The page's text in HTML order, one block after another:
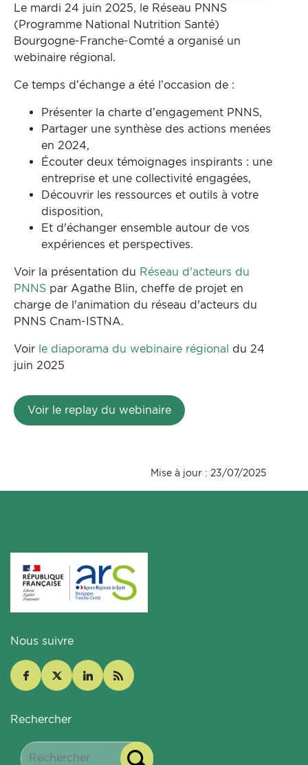
Le mardi 24 juin 2025, le Réseau PNNS
(Programme National Nutrition Santé)
Bourgogne-Franche-Comté a organisé un
webinaire régional.
Ce temps d’échange a été l’occasion de :
Présenter la charte d’engagement PNNS,
Partager une synthèse des actions menées
en 2024,
Écouter deux témoignages inspirants : une
entreprise et une collectivité engagées,
Découvrir les ressources et outils à votre
disposition,
Et d'échanger ensemble autour de vos
expériences et perspectives.
Voir la présentation du Réseau d'acteurs du
PNNS par Agathe Blin, cheffe de projet en
charge de l'animation du réseau d'acteurs du
PNNS Cnam-ISTNA.
Voir le diaporama du webinaire régional du 24
juin 2025
Voir le replay du webinaire
Mise à jour : 23/07/2025
Nous suivre
Rechercher